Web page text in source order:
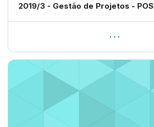
Nome da disciplina
2019/3 - Gestão de Projetos - POS